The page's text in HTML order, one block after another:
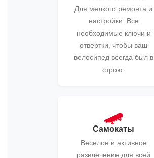
Для мелкого ремонта и
настройки. Все
необходимые ключи и
отвертки, чтобы ваш
велосипед всегда был в
строю.
🛹
Самокаты
Веселое и активное
развлечение для всей